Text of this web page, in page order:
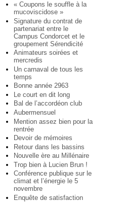
« Coupons le souffle à la
mucoviscidose »
Signature du contrat de
partenariat entre le
Campus Condorcet et le
groupement Sérendicité
Animateurs soirées et
mercredis
Un carnaval de tous les
temps
Bonne année 2963
Le court en dit long
Bal de l’accordéon club
Aubermensuel
Mention assez bien pour la
rentrée
Devoir de mémoires
Retour dans les bassins
Nouvelle ère au Millénaire
Trop bien à Lucien Brun !
Conférence publique sur le
climat et l’énergie le 5
novembre
Enquête de satisfaction